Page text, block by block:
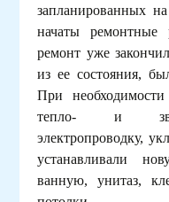
запланированных
начаты
ремонт уже
из ее состояния,
При
тепло- и
электропроводку,
устанавливали
ванную, унитаз,